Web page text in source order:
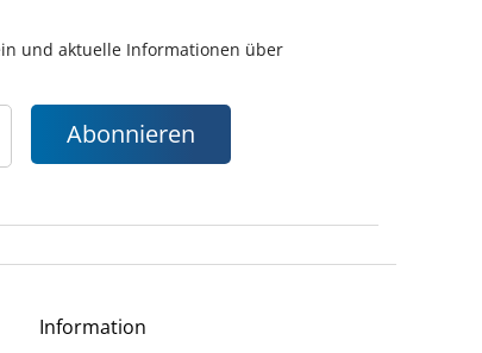
und aktuelle Informationen über
Abonnieren
Information